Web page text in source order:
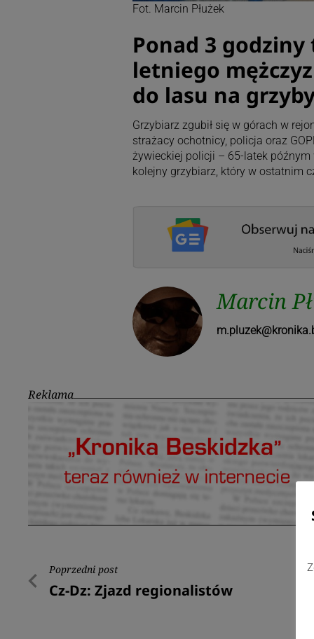
Fot. Marcin Płużek
Ponad 3
letniego
do lasu na
Grzybiarz zgubił się w górach w
strażacy ochotnicy, policja oraz
żywieckiej policji – 65-latek późnym
kolejny grzybiarz, który w ostatnim
Marcin
Reklama
Nawigacja
wpisu
Poprzedni post
Poprzedni
Cz-Dz: Zjazd regionalistów